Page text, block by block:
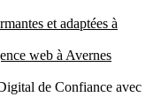
et adaptées à
web à Avernes
de Confiance avec